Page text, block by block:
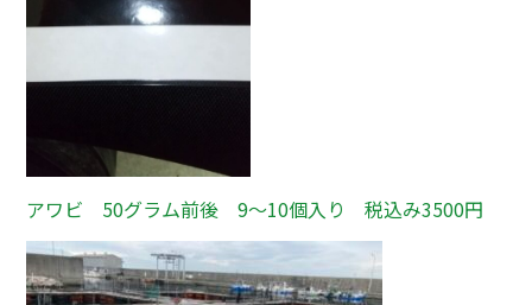
アワビ 50グラム前後 9～10個入り 税込み3500円